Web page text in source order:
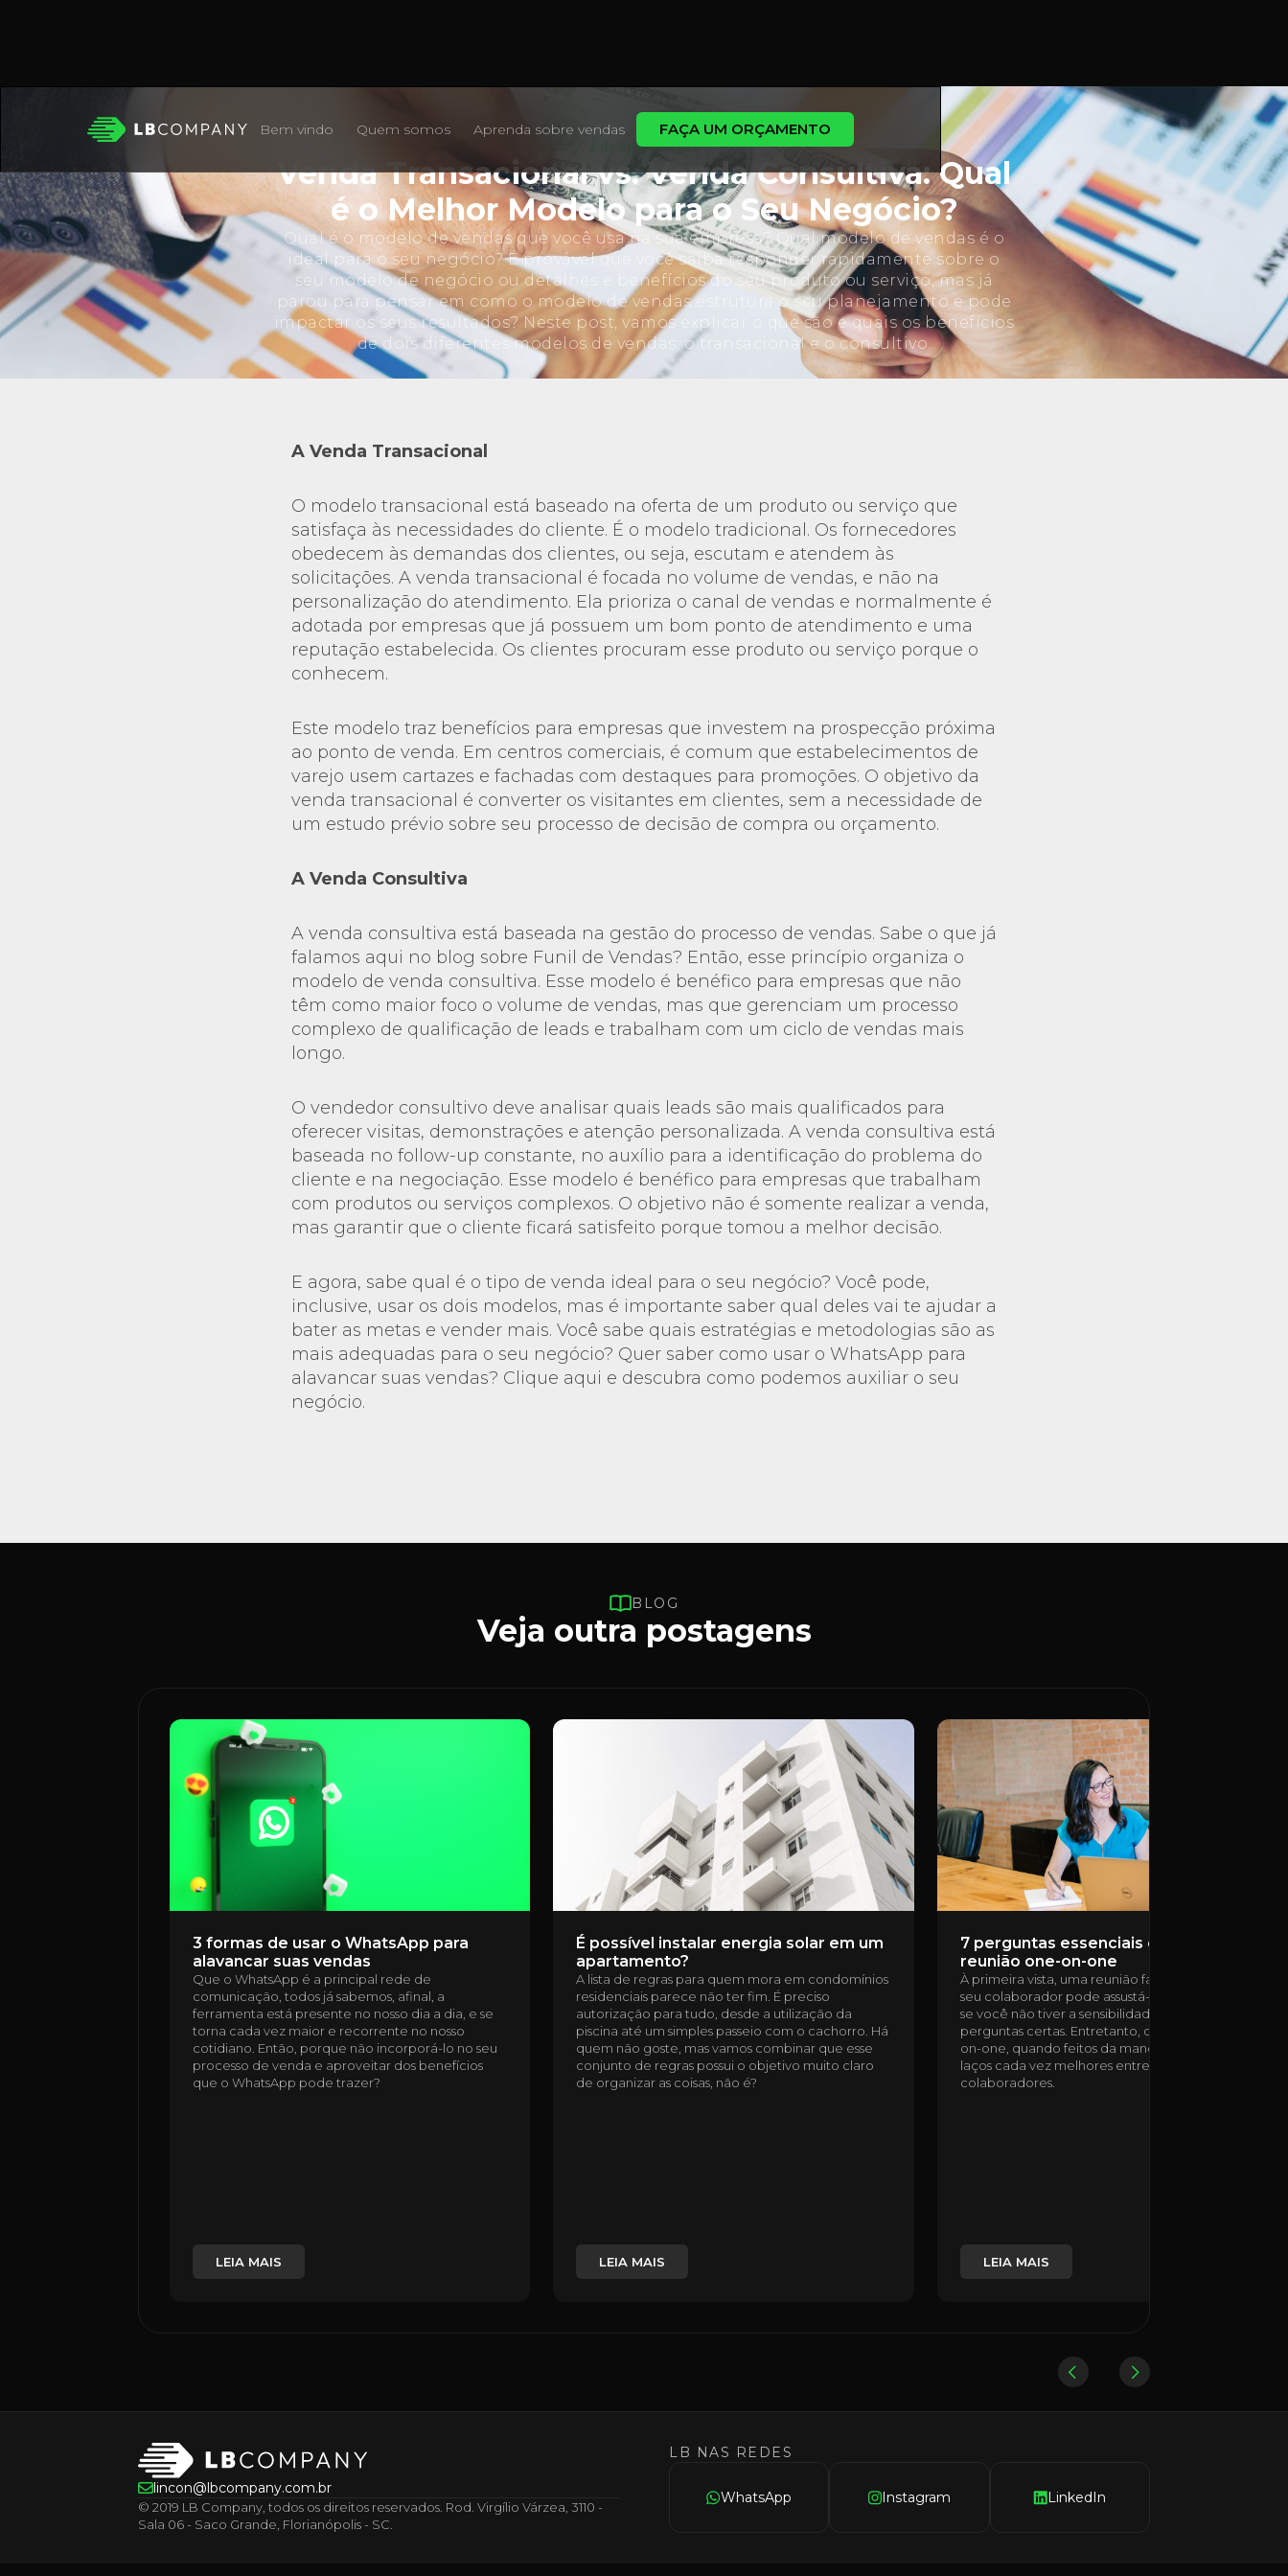
Bem vindo Quem somos Aprenda sobre vendas FAÇA UM ORÇAMENTO
2 de ago. de 2021
Venda Transacional vs. Venda Consultiva: Qual
é o Melhor Modelo para o Seu Negócio?
Qual é o modelo de vendas que você usa na sua empresa? Qual modelo de vendas é o
ideal para o seu negócio? É provável que você saiba responder rapidamente sobre o
seu modelo de negócio ou detalhes e benefícios do seu produto ou serviço, mas já
parou para pensar em como o modelo de vendas estrutura o seu planejamento e pode
impactar os seus resultados? Neste post, vamos explicar o que são e quais os benefícios
de dois diferentes modelos de vendas: o transacional e o consultivo.
A Venda Transacional
O modelo transacional está baseado na oferta de um produto ou serviço que
satisfaça às necessidades do cliente. É o modelo tradicional. Os fornecedores
obedecem às demandas dos clientes, ou seja, escutam e atendem às
solicitações. A venda transacional é focada no volume de vendas, e não na
personalização do atendimento. Ela prioriza o canal de vendas e normalmente é
adotada por empresas que já possuem um bom ponto de atendimento e uma
reputação estabelecida. Os clientes procuram esse produto ou serviço porque o
conhecem.
Este modelo traz benefícios para empresas que investem na prospecção próxima
ao ponto de venda. Em centros comerciais, é comum que estabelecimentos de
varejo usem cartazes e fachadas com destaques para promoções. O objetivo da
venda transacional é converter os visitantes em clientes, sem a necessidade de
um estudo prévio sobre seu processo de decisão de compra ou orçamento.
A Venda Consultiva
A venda consultiva está baseada na gestão do processo de vendas. Sabe o que já
falamos aqui no blog sobre Funil de Vendas? Então, esse princípio organiza o
modelo de venda consultiva. Esse modelo é benéfico para empresas que não
têm como maior foco o volume de vendas, mas que gerenciam um processo
complexo de qualificação de leads e trabalham com um ciclo de vendas mais
longo.
O vendedor consultivo deve analisar quais leads são mais qualificados para
oferecer visitas, demonstrações e atenção personalizada. A venda consultiva está
baseada no follow-up constante, no auxílio para a identificação do problema do
cliente e na negociação. Esse modelo é benéfico para empresas que trabalham
com produtos ou serviços complexos. O objetivo não é somente realizar a venda,
mas garantir que o cliente ficará satisfeito porque tomou a melhor decisão.
E agora, sabe qual é o tipo de venda ideal para o seu negócio? Você pode,
inclusive, usar os dois modelos, mas é importante saber qual deles vai te ajudar a
bater as metas e vender mais. Você sabe quais estratégias e metodologias são as
mais adequadas para o seu negócio? Quer saber como usar o WhatsApp para
alavancar suas vendas? Clique aqui e descubra como podemos auxiliar o seu
negócio.
BLOG
Veja outra postagens
3 formas de usar o WhatsApp para
alavancar suas vendas
Que o WhatsApp é a principal rede de
comunicação, todos já sabemos, afinal, a
ferramenta está presente no nosso dia a dia, e se
torna cada vez maior e recorrente no nosso
cotidiano. Então, porque não incorporá-lo no seu
processo de venda e aproveitar dos benefícios
que o WhatsApp pode trazer?
LEIA MAIS
É possível instalar energia solar em um
apartamento?
A lista de regras para quem mora em condomínios
residenciais parece não ter fim. É preciso
autorização para tudo, desde a utilização da
piscina até um simples passeio com o cachorro. Há
quem não goste, mas vamos combinar que esse
conjunto de regras possui o objetivo muito claro
de organizar as coisas, não é?
LEIA MAIS
7 perguntas essenciais em uma
reunião one-on-one
À primeira vista, uma reunião face a face com o
seu colaborador pode assustá-lo. Principalmente
se você não tiver a sensibilidade de ouvir e fazer as
perguntas certas. Entretanto, os encontros one-
on-one, quando feitos da maneira correta, criam
laços cada vez melhores entre gestores e
colaboradores.
LEIA MAIS
lincon@lbcompany.com.br
© 2019 LB Company, todos os direitos reservados. Rod. Virgílio Várzea, 3110 -
Sala 06 - Saco Grande, Florianópolis - SC.
LB NAS REDES
WhatsApp Instagram LinkedIn